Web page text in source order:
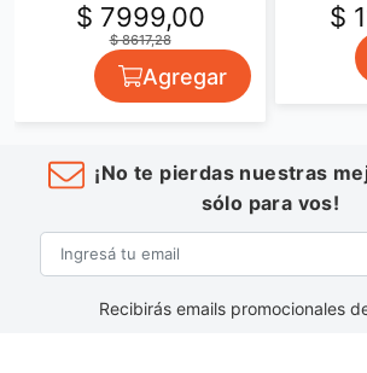
$ 7999,00
$ 8617,28
Agregar
$
¡No te pierdas nuestras
sólo para vos!
Recibirás emails promocionales